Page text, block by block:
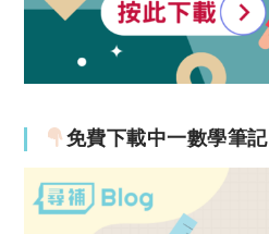
免費下載中一數學筆記